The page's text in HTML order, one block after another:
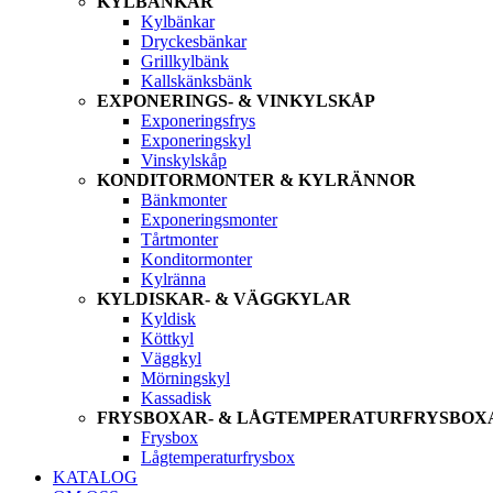
Kylbänkar
Dryckesbänkar
Grillkylbänk
Kallskänksbänk
EXPONERINGS- & VINKYLSKÅP
Exponeringsfrys
Exponeringskyl
Vinskylskåp
KONDITORMONTER & KYLRÄNNOR
Bänkmonter
Exponeringsmonter
Tårtmonter
Konditormonter
Kylränna
KYLDISKAR- & VÄGGKYLAR
Kyldisk
Köttkyl
Väggkyl
Mörningskyl
Kassadisk
FRYSBOXAR- &
Frysbox
Lågtemperaturfrysbox
KATALOG